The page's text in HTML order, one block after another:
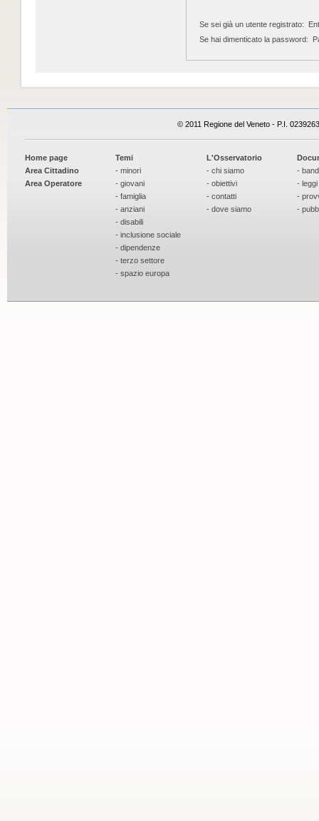
Se sei già un utente registrato:
Se hai dimenticato la password:
© 2011 Regione del Veneto - P.I.
Home page
Area Cittadino
Area Operatore
Temi
- minori
- giovani
- famiglia
- anziani
- disabili
- inclusione sociale
- dipendenze
- terzo settore
- spazio europa
L'Osservatorio
- chi siamo
- obiettivi
- contatti
- dove siamo
-
- leggi
-
-